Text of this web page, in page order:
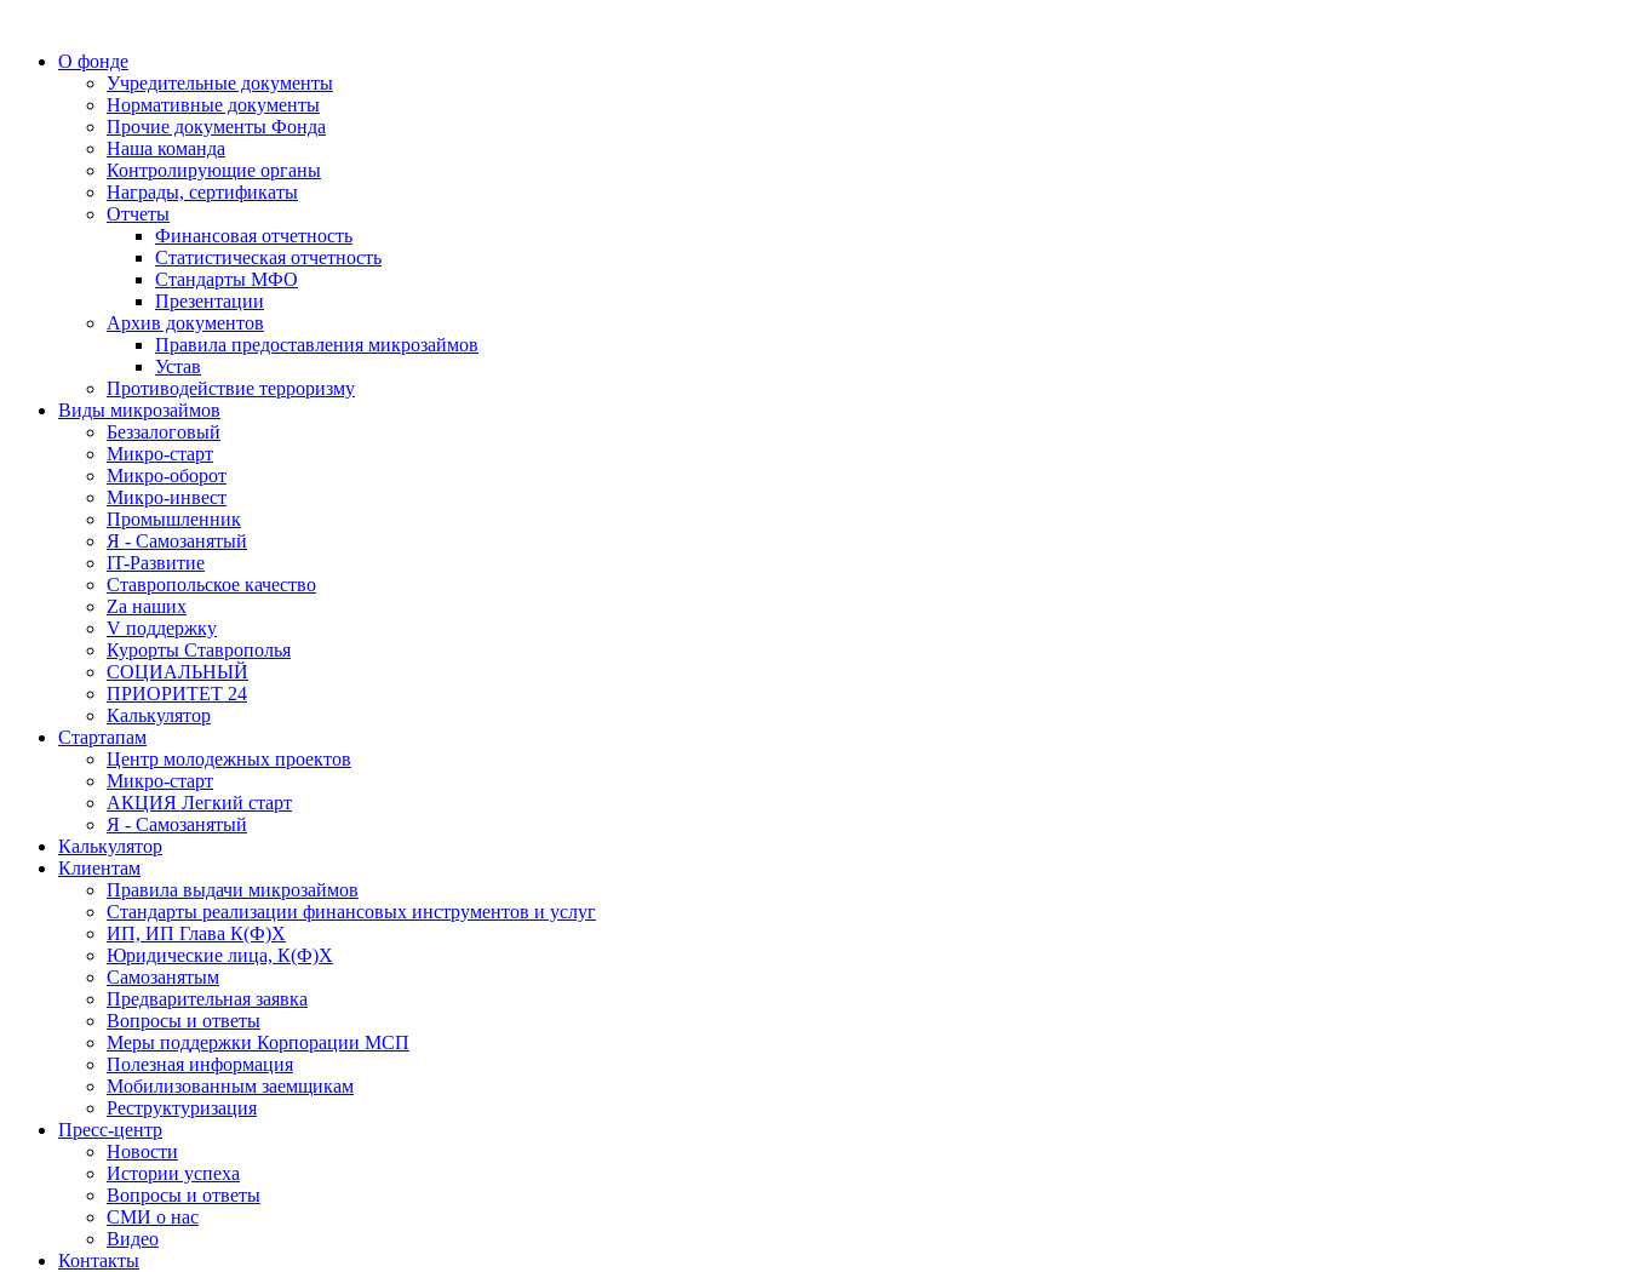
О фонде
Учредительные документы
Нормативные документы
Прочие документы Фонда
Наша команда
Контролирующие органы
Награды, сертификаты
Отчеты
Финансовая отчетность
Статистическая отчетность
Стандарты МФО
Презентации
Архив документов
Правила предоставления микрозаймов
Устав
Противодействие терроризму
Виды микрозаймов
Беззалоговый
Микро-старт
Микро-оборот
Микро-инвест
Промышленник
Я - Самозанятый
IT-Развитие
Ставропольское качество
Za наших
V поддержку
Курорты Ставрополья
СОЦИАЛЬНЫЙ
ПРИОРИТЕТ 24
Калькулятор
Стартапам
Центр молодежных проектов
Микро-старт
АКЦИЯ Легкий старт
Я - Самозанятый
Калькулятор
Клиентам
Правила выдачи микрозаймов
Стандарты реализации финансовых инструментов и услуг
ИП, ИП Глава К(Ф)Х
Юридические лица, К(Ф)Х
Самозанятым
Предварительная заявка
Вопросы и ответы
Меры поддержки Корпорации МСП
Полезная информация
Мобилизованным заемщикам
Реструктуризация
Пресс-центр
Новости
Истории успеха
Вопросы и ответы
СМИ о нас
Видео
Контакты